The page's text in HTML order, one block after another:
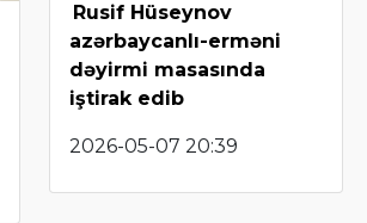
Rusif Hüseynov
azərbaycanlı-erməni
dəyirmi masasında
iştirak edib
2026-05-07 20:39